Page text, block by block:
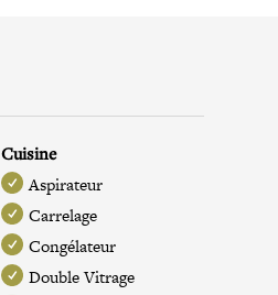
Cuisine
Aspirateur
Carrelage
Congélateur
Double Vitrage